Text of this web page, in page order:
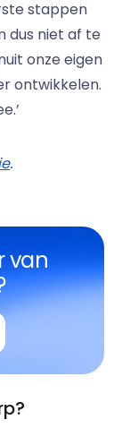
stappen
dus niet af te
onze eigen
ontwikkelen.
.
van